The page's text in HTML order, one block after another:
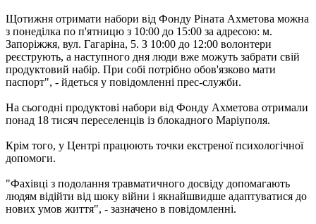
Щотижня отримати набори від Фонду Ріната Ахметова можна
з понеділка по п'ятницю з 10:00 до 15:00 за адресою: м.
Запоріжжя, вул. Гагаріна, 5. З 10:00 до 12:00 волонтери
реєструють, а наступного дня люди вже можуть забрати свій
продуктовий набір. При собі потрібно обов'язково мати
паспорт", - йдеться у повідомленні прес-служби.
На сьогодні продуктові набори від Фонду Ахметова отримали
понад 18 тисяч переселенців із блокадного Маріуполя.
Крім того, у Центрі працюють точки екстреної психологічної
допомоги.
"Фахівці з подолання травматичного досвіду допомагають
людям відійти від шоку війни і якнайшвидше адаптуватися до
нових умов життя", - зазначено в повідомленні.